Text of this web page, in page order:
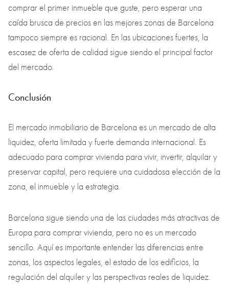
comprar el primer inmueble que guste, pero esperar una
caída brusca de precios en las mejores zonas de Barcelona
tampoco siempre es racional. En las ubicaciones fuertes, la
escasez de oferta de calidad sigue siendo el principal factor
del mercado.
Conclusión
El mercado inmobiliario de Barcelona es un mercado de alta
liquidez, oferta limitada y fuerte demanda internacional. Es
adecuado para comprar vivienda para vivir, invertir, alquilar y
preservar capital, pero requiere una cuidadosa elección de la
zona, el inmueble y la estrategia.
Barcelona sigue siendo una de las ciudades más atractivas de
Europa para comprar vivienda, pero no es un mercado
sencillo. Aquí es importante entender las diferencias entre
zonas, los aspectos legales, el estado de los edificios, la
regulación del alquiler y las perspectivas reales de liquidez.